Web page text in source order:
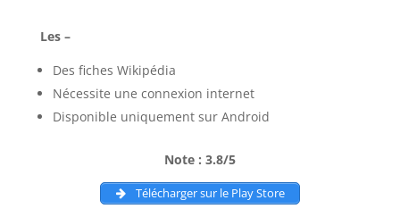
Les –
Des fiches Wikipédia
Nécessite une connexion internet
Disponible uniquement sur Android
Note : 3.8/5
Télécharger sur le Play Store